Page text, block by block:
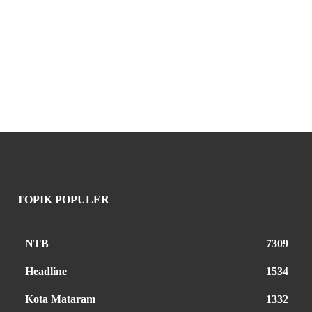
TOPIK POPULER
NTB 7309
Headline 1534
Kota Mataram 1332